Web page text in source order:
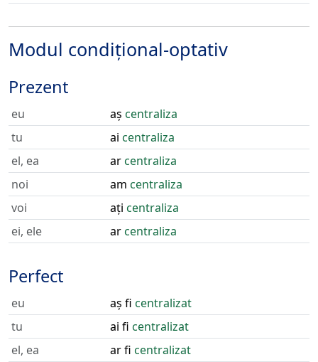
Modul condițional-optativ
Prezent
eu aș centraliza
tu
ai centraliza
el, ea
arcentraliza
noi
am centraliza
voi
ați centraliza
ei, ele
arcentraliza
Perfect
eu aș fi centralizat
tu
ai fi centralizat
el, ea
ar fi centralizat